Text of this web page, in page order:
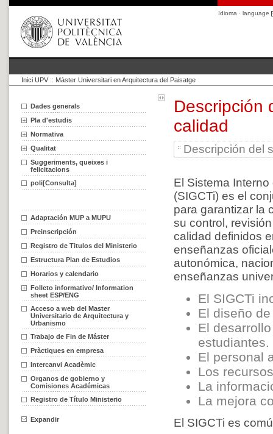
Idioma · language
Inici UPV :: Màster Universitari en Arquitectura del Paisatge
Dades generals
Pla d'estudis
Normativa
Qualitat
Suggeriments, queixes i
felicitacions
poli[Consulta]
Adaptación MUP a MUPU
Preinscripción
Registro de Titulos del Ministerio
Estructura Plan de Estudios
Horarios y calendario
Folleto informativo/ Information
sheet ESP/ENG
Acceso a web del Master
Universitario de Arquitectura y
Urbanismo
Trabajo de Fin de Máster
Pràctiques en empresa
Intercanvi Acadèmic
Organos de gobierno y
Comisiones Académicas
Registro de Título Ministerio
Expandir
Descripción
calidad
Descripción del
El Sistema
(SIGCTi) es el
para garantizar la
su control,
calidad definidos
enseñanzas
autonómica,
enseñanzas
El SIGCTi
El diseño
El
estudiantes.
El personal
Los
La
La mejora
El SIGCTi es